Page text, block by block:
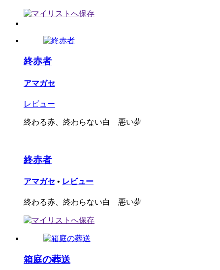
終赤者
アマガセ
レビュー
終わる赤、終わらない白 悪い夢
終赤者
アマガセ • レビュー
終わる赤、終わらない白 悪い夢
箱庭の葬送